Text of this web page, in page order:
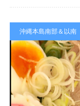
沖縄本島南部＆以南